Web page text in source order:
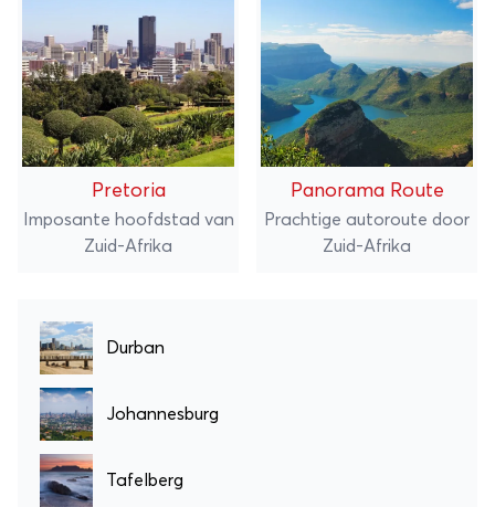
Pretoria
Imposante hoofdstad van
Zuid-Afrika
Panorama Route
Prachtige autoroute door
Zuid-Afrika
Durban
Johannesburg
Tafelberg